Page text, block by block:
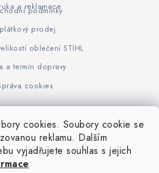
cookies. Soubory cookie se
reklamu. Dalším
vyjadřujete souhlas s jejich
a reklamace
podmínky
prodej
oblečení STIHL
a termín dopravy
cookies
Výrobce STIHL STIHL Timbersport